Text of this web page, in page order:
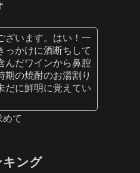
ざいます。はい！一
っかけに酒断ちして
んだワインから鼻腔
期の焼酎のお湯割り
だに鮮明に覚えてい
めて
キング